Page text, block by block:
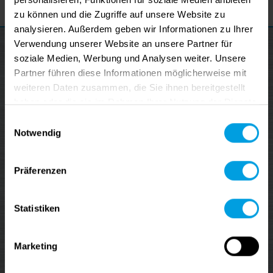
zu können und die Zugriffe auf unsere Website zu
analysieren. Außerdem geben wir Informationen zu Ihrer
Verwendung unserer Website an unsere Partner für
soziale Medien, Werbung und Analysen weiter. Unsere
Partner führen diese Informationen möglicherweise mit
weiteren Daten zusammen, die Sie ihnen bereitgestellt
haben oder die sie im Rahmen Ihrer Nutzung der Dienste
Notwendig
Präferenzen
Statistiken
Marketing
Stay up-to-date on our latest news, webinars and